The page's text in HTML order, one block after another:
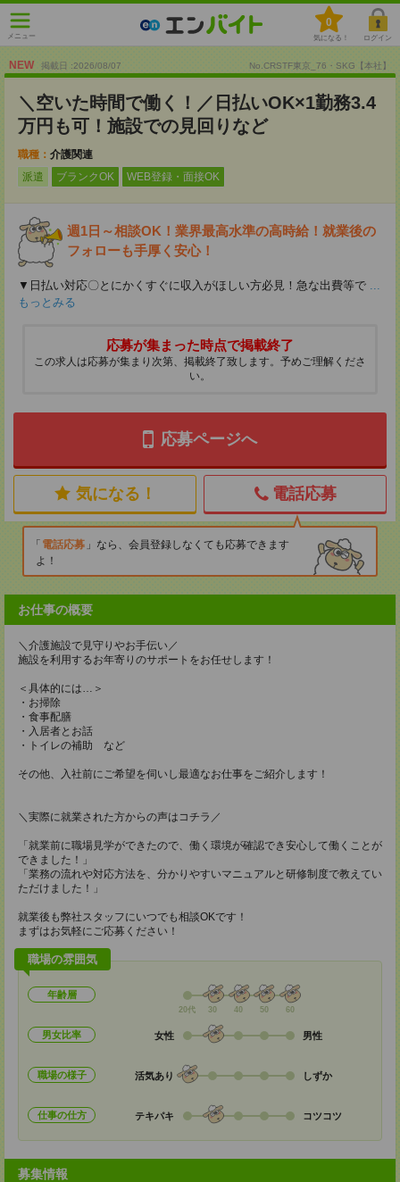
メニュー
0
気になる！ ログイン
NEW 掲載日 :2026/08/07 No.CRSTF東京_76・SKG【本社】
＼空いた時間で働く！／日払いOK×1勤務3.4
万円も可！施設での見回りなど
職種： 介護関連
派遣
ブランクOK WEB登録・面接OK
週1日～相談OK！業界最高水準の高時給！就業後の
フォローも手厚く安心！
▼日払い対応〇とにかくすぐに収入がほしい方必見！急な出費等で ...
もっとみる
応募が集まった時点で掲載終了
この求人は応募が集まり次第、掲載終了致します。予めご理解くださ
い。
応募ページへ
気になる！ 電話応募
電話応募
なら、会員登録しなくても応募できます
よ！
お仕事の概要
＼介護施設で見守りやお手伝い／
施設を利用するお年寄りのサポートをお任せします！
＜具体的には…＞
・お掃除
・食事配膳
・入居者とお話
・トイレの補助 など
その他、入社前にご希望を伺いし最適なお仕事をご紹介します！
＼実際に就業された方からの声はコチラ／
「就業前に職場見学ができたので、働く環境が確認でき安心して働くことが
できました！」
「業務の流れや対応方法を、分かりやすいマニュアルと研修制度で教えてい
ただけました！」
就業後も弊社スタッフにいつでも相談OKです！
まずはお気軽にご応募ください！
職場の雰囲気
年齢層
20代 30 40 50 60
男女比率 女性 男性
職場の様子 活気あり しずか
仕事の仕方 テキパキ コツコツ
募集情報